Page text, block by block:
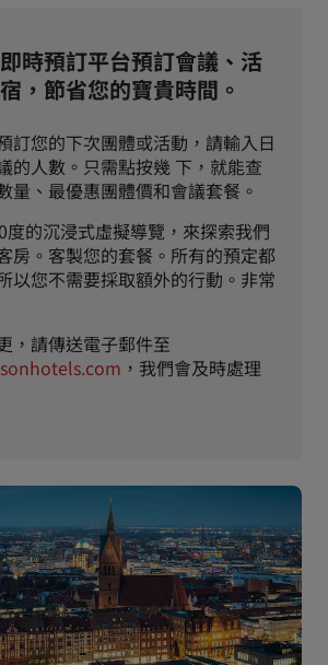
時預訂平台預訂會議、活
，節省您的寶貴時間。
訂您的下次團體或活動，請輸入日
的人數。只需點按幾 下，就能查
量、最優惠團體價和會議套餐。
度的沉浸式虛擬導覽，來探索我們
房。客製您的套餐。所有的預定都
以您不需要採取額外的行動。非常
，請傳送電子郵件至
，我們會及時處理